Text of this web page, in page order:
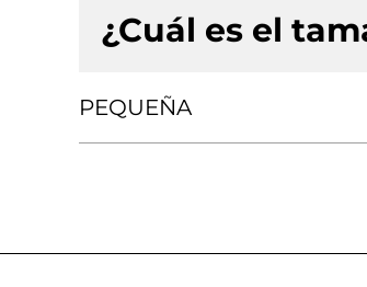
¿Cuál es el
PEQUEÑA